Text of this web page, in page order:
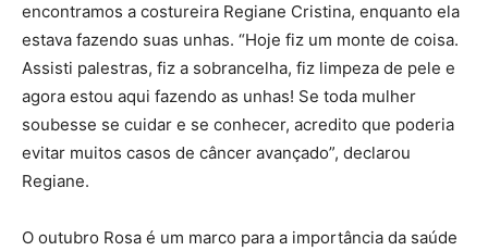
encontramos a costureira Regiane Cristina, enquanto ela
estava fazendo suas unhas. “Hoje fiz um monte de coisa.
Assisti palestras, fiz a sobrancelha, fiz limpeza de pele e
agora estou aqui fazendo as unhas! Se toda mulher
soubesse se cuidar e se conhecer, acredito que poderia
evitar muitos casos de câncer avançado”, declarou
Regiane.
O outubro Rosa é um marco para a importância da saúde